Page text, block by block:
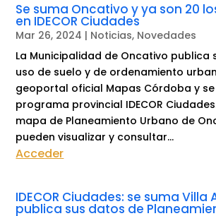
Se suma Oncativo y ya son 20
en IDECOR Ciudades
Mar 26, 2024 | Noticias, Novedades
La Municipalidad de Oncativo publica
uso de suelo y de ordenamiento
geoportal oficial Mapas Córdoba y
programa provincial IDECOR
mapa de Planeamiento Urbano de
pueden visualizar y consultar...
Acceder
IDECOR Ciudades: se suma Villa
publica sus datos de